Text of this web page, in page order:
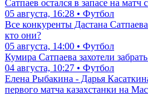
Сатпаев остался в запасе на
05 августа, 16:28 • Футбол
Все конкуренты Дастана
кто они?
05 августа, 14:00 • Футбол
Кумира Сатпаева захотели
04 августа, 10:27 • Футбол
Елена Рыбакина - Дарья
первого матча казахстанки на